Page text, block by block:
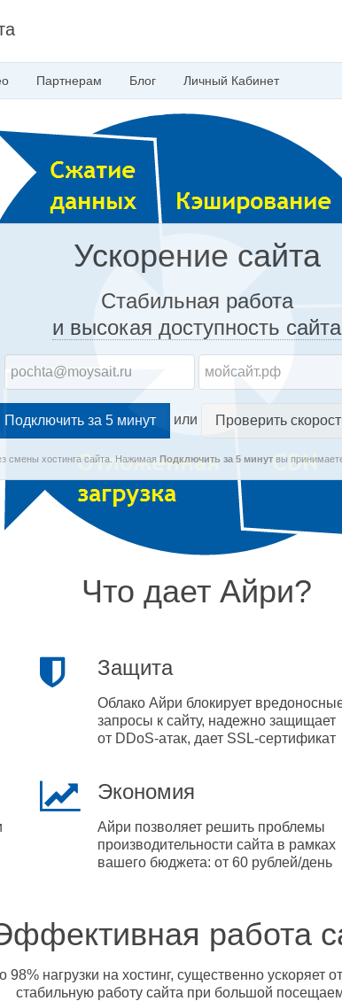
Партнерам Блог Личный Кабинет
Ускорение сайта
Стабильная работа
и высокая доступность сайта
или Проверить
смены хостинга сайта. Нажимая Подключить за 5 минутвы
Что дает Айри?
Защита
Облако Айри блокирует
запросы к сайту, надежно защищает
от DDoS-атак, дает SSL-сертификат
Экономия
Айри позволяет решить проблемы
производительности сайта в рамках
вашего бюджета: от 60 рублей/день
работа
нагрузки на хостинг, существенно ускоряет
стабильную работу сайта при большой